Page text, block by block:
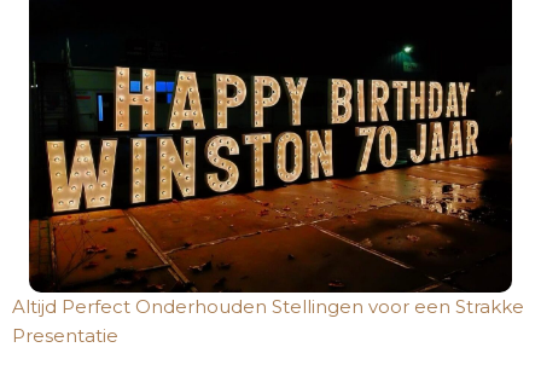
Altijd Perfect Onderhouden Stellingen voor een Strakke
Presentatie